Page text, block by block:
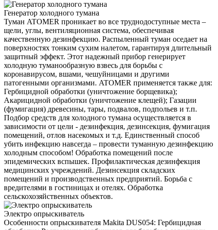
Генератор холодного тумана
Туман ATOMER проникает во все труднодоступные места –
щели, углы, вентиляционная система, обеспечивая
качественную дезинфекцию. Распыленный туман оседает на
поверхностях тонким сухим налетом, гарантируя длительный
защитный эффект. Этот надежный прибор генерирует
холодную туманообразную взвесь для борьбы с
коронавирусом, вшами, чешуйницами и другими
патогенными организмами. ATOMER применяется также для:
Гербицидной обработки (уничтожение борщевика);
Акарицидной обработки (уничтожение клещей); Газации
(фумигация) древесины, тары, подвалов, подпольев и т.п.
Подбор средств для холодного тумана осуществляется в
зависимости от цели - дезинфекция, дезинсекция, фумигация
помещений, отлов насекомых и т.д. Единственный способ
убить инфекцию навсегда – провести туманную дезинфекцию
холодным способом! Обработка помещений после
эпидемических вспышек. Профилактическая дезинфекция
медицинских учреждений. Дезинсекция складских
помещений и производственных предприятий. Борьба с
вредителями в гостиницах и отелях. Обработка
сельскохозяйственных объектов.
Электро опрыскиватель
Особенности опрыскивателя Makita DUS054: Гербицидная